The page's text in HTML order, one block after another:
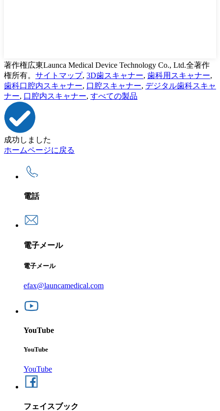
著作権広東Launca Medical Device Technology Co., Ltd.全著作
権所有。 サイトマップ, 3D歯スキャナー, 歯科用スキャナー,
歯科口腔内スキャナー, 口腔スキャナー, デジタル歯科スキャ
ナー, 口腔内スキャナー, すべての製品
成功しました
ホームページに戻る
電話
電子メール
電子メール
efax@launcamedical.com
YouTube
YouTube
YouTube
フェイスブック